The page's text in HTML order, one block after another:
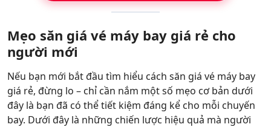
Mẹo săn giá vé máy bay giá rẻ cho
người mới
Nếu bạn mới bắt đầu tìm hiểu cách săn giá vé máy bay
giá rẻ, đừng lo – chỉ cần nắm một số mẹo cơ bản dưới
đây là bạn đã có thể tiết kiệm đáng kể cho mỗi chuyến
bay. Dưới đây là những chiến lược hiệu quả mà người